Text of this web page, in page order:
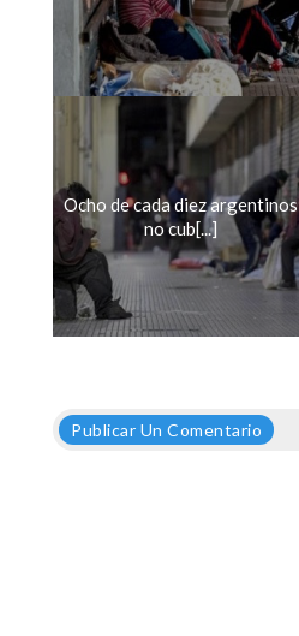
Ocho de cada diez argentinos
no cub[...]
Publicar Un Comentario